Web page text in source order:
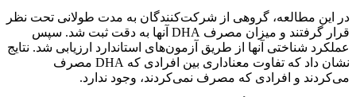
در این مطالعه، گروهی از شرکت‌کنندگان به مدت طولانی تحت نظر
قرار گرفتند و میزان مصرف DHA آنها به دقت ثبت شد. سپس
عملکرد شناختی آنها از طریق آزمون‌های استاندارد ارزیابی شد. نتایج
نشان داد که تفاوت معناداری بین افرادی که DHA مصرف
می‌کردند و افرادی که مصرف نمی‌کردند، وجود ندارد.